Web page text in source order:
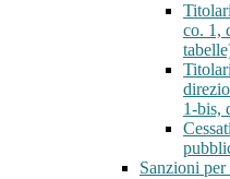
co. 1,
1-bis,
Sanzioni